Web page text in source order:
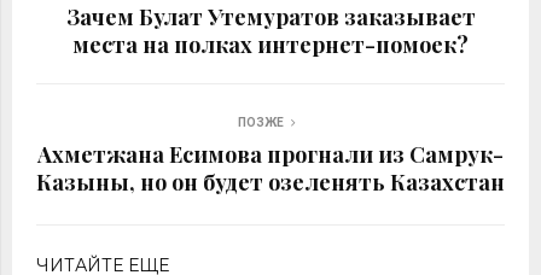
Зачем Булат Утемуратов заказывает
места на полках интернет-помоек?
ПОЗЖЕ
Ахметжана Есимова прогнали из Самрук-
Казыны, но он будет озеленять Казахстан
ЧИТАЙТЕ ЕЩЕ